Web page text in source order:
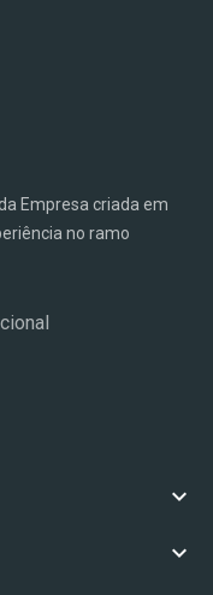
Empresa criada em
no ramo

